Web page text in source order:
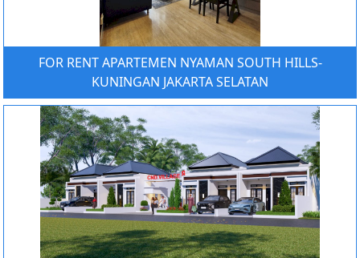
FOR RENT APARTEMEN NYAMAN SOUTH HILLS-
KUNINGAN JAKARTA SELATAN